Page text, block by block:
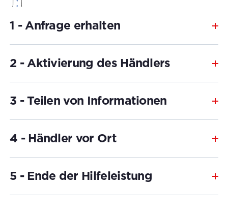
1 - Anfrage erhalten
2 - Aktivierung des Händlers
3 - Teilen von Informationen
4 - Händler vor Ort
5 - Ende der Hilfeleistung